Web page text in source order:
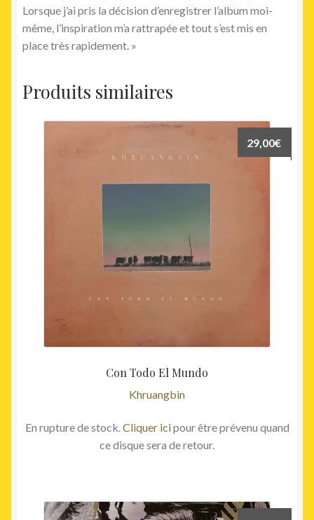
Lorsque j’ai pris la décision d’enregistrer l’album moi-
même, l’inspiration m’a rattrapée et tout s’est mis en
place très rapidement. »
Produits similaires
Con Todo El Mundo
Khruangbin
29,00€
En rupture de stock.Cliquer icipour être prévenu quand
ce disque sera de retour.